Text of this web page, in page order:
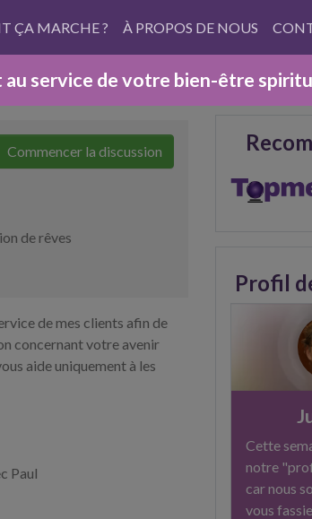
ÇA MARCHE ? À PROPOS DE NOUS
service de votre bien-être
Commencer la discussion
de rêves
de mes clients afin de
concernant votre avenir
aide uniquement à les
Paul
Profil
Cette
notre
car nous
vous